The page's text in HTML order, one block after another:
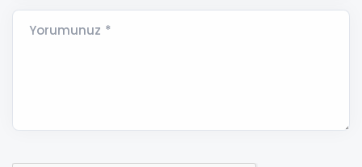
Yorumunuz *